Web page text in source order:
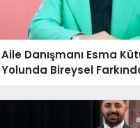
Aile Danışmanı Esma
Yolunda Bireysel
Sınırların Gücünü